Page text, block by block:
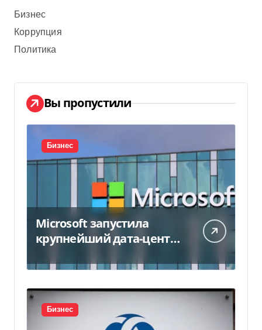
Бизнес
Коррупция
Политика
Вы пропустили
Бизнес
Microsoft запустила
крупнейший дата-центр
миллиарда
Бизнес